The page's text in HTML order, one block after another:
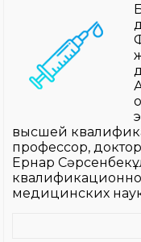
высшей
профессор,
Ернар
медицинских